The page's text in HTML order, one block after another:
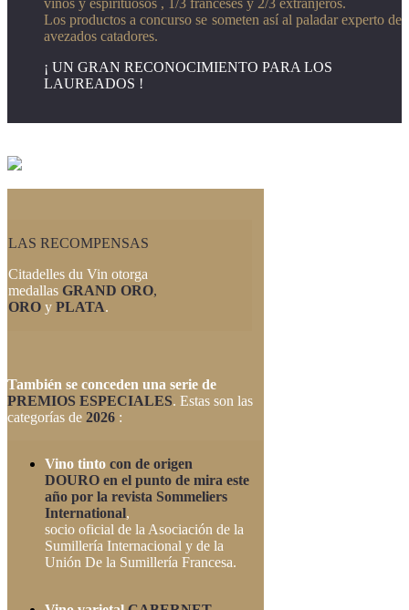
vinos y espirituosos , 1/3 franceses y 2/3 extranjeros.
Los productos a concurso se someten así al paladar experto de
avezados catadores.
¡ UN GRAN RECONOCIMIENTO PARA LOS
LAUREADOS !
LAS RECOMPENSAS
Citadelles du Vin otorga
medallas GRAND ORO,
ORO y PLATA.
También se conceden una serie de
PREMIOS ESPECIALES. Estas son las
categorías de 2026 :
Vino tinto con de origen
DOURO en el punto de mira este
año por la revista Sommeliers
International,
socio oficial de la Asociación de la
Sumillería Internacional y de la
Unión De la Sumillería Francesa.